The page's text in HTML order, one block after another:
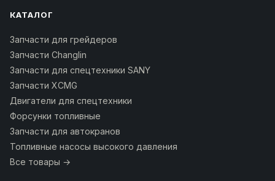
КАТАЛОГ
Запчасти для грейдеров
Запчасти Changlin
Запчасти для спецтехники SANY
Запчасти XCMG
Двигатели для спецтехники
Форсунки топливные
Запчасти для автокранов
Топливные насосы высокого давления
Все товары →